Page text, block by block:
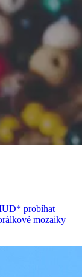
probíhat
mozaiky